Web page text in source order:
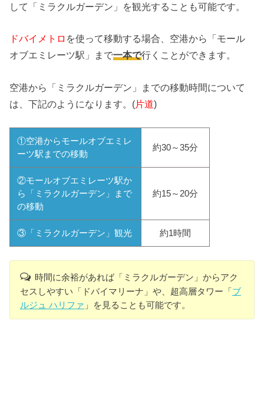
して「ミラクルガーデン」を観光することも可能です。
ドバイメトロ を使って移動する場合、空港から「モール
オブエミレーツ駅」まで一本で行くことができます。
空港から「ミラクルガーデン」までの移動時間について
は、下記のようになります。(片道)
①空港からモールオブエミレ
ーツ駅までの移動
約30～35分
②モールオブエミレーツ駅か
ら「ミラクルガーデン」まで
の移動
約15～20分
③「ミラクルガーデン」観光 約1時間
時間に余裕があれば「ミラクルガーデン」からアク
セスしやすい「ドバイマリーナ」や、超高層タワー「ブ
ルジュ ハリファ 」を見ることも可能です。